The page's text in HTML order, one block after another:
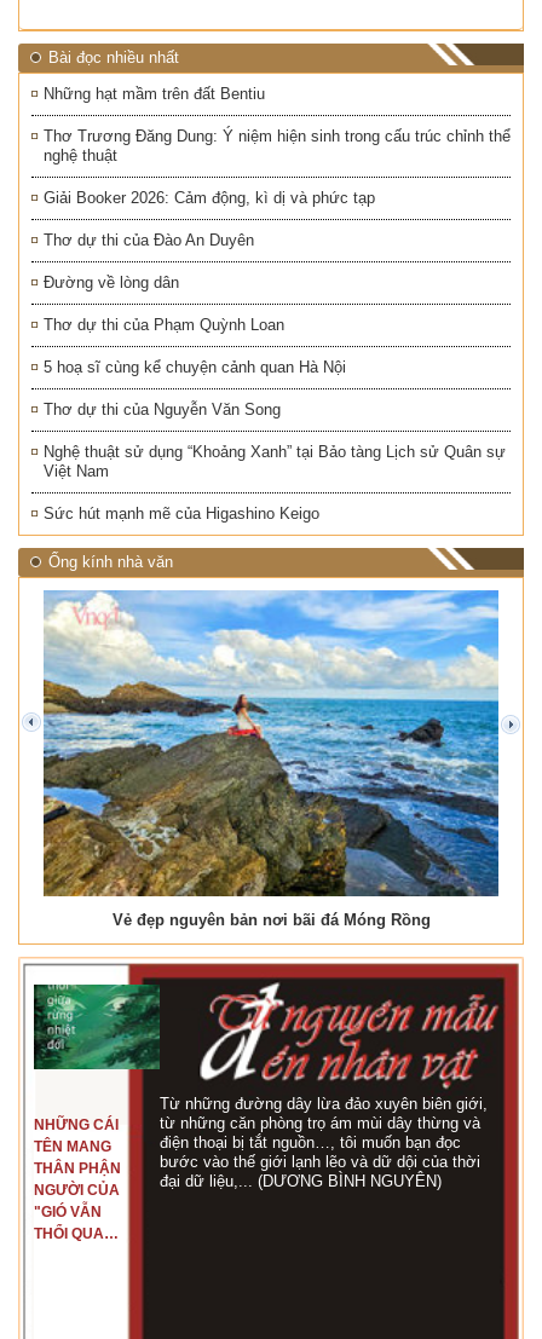
Bài đọc nhiều nhất
Những hạt mầm trên đất Bentiu
Thơ Trương Đăng Dung: Ý niệm hiện sinh trong cấu trúc chỉnh thể
nghệ thuật
Giải Booker 2026: Cảm động, kì dị và phức tạp
Thơ dự thi của Đào An Duyên
Đường về lòng dân
Thơ dự thi của Phạm Quỳnh Loan
5 hoạ sĩ cùng kể chuyện cảnh quan Hà Nội
Thơ dự thi của Nguyễn Văn Song
Nghệ thuật sử dụng “Khoảng Xanh” tại Bảo tàng Lịch sử Quân sự
Việt Nam
Sức hút mạnh mẽ của Higashino Keigo
Ống kính nhà văn
Vẻ đẹp nguyên bản nơi bãi đá Móng Rồng
prev next
NHỮNG CÁI
TÊN MANG
THÂN PHẬN
NGƯỜI CỦA
"GIÓ VẪN
THỔI QUA
Từ những đường dây lừa đảo xuyên biên giới,
từ những căn phòng trọ ám mùi dây thừng và
điện thoại bị tắt nguồn…, tôi muốn bạn đọc
bước vào thế giới lạnh lẽo và dữ dội của thời
đại dữ liệu,... (DƯƠNG BÌNH NGUYÊN)